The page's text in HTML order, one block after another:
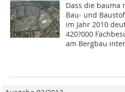
Dass die bauma
Bau- und
im Jahr 2010
420?000
am Bergbau